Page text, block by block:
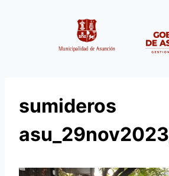
sumideros
asu_29nov2023_